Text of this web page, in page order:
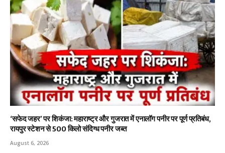
‘सफेद जहर’ पर शिकंजा: महाराष्ट्र और गुजरात में एनालॉग पनीर पर पूर्ण प्रतिबंध,
रायपुर स्टेशन से 500 किलो संदिग्ध पनीर जब्त
August 6, 2026